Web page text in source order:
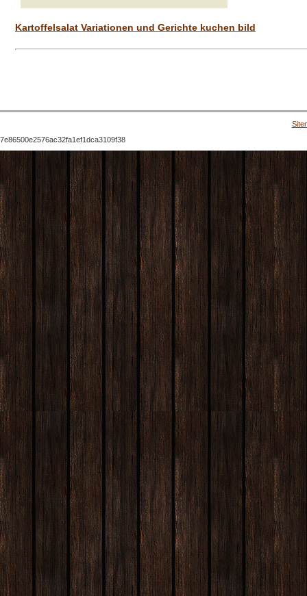
Kartoffelsalat Variationen und Gerichte kuchen bild
7e86500e2576ac32fa1ef1dca3109f38